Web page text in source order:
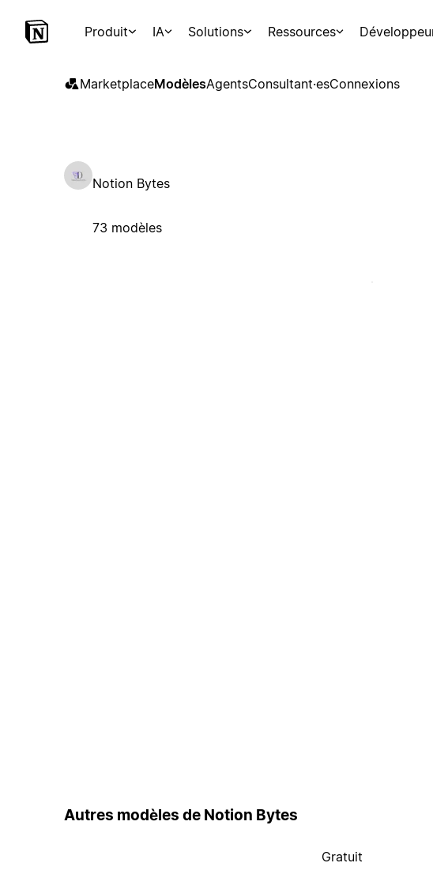
Produit IA Solutions Ressources
MarketplaceModèlesAgentsConsultant·esConnexions
Notion Bytes
73 modèles
Autres modèles de Notion Bytes
Gratuit